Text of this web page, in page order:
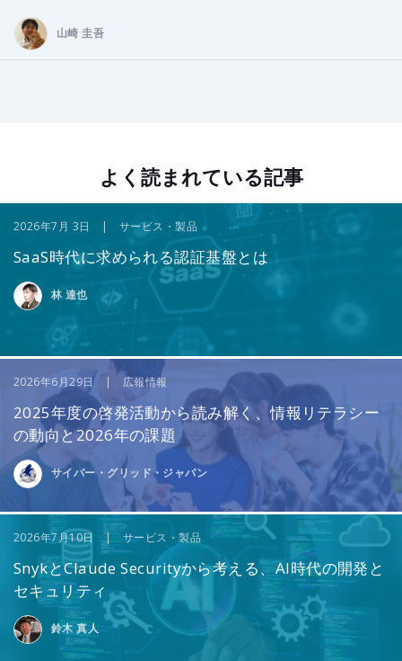
山崎 圭吾
よく読まれている記事
2026年7月 3日 | サービス・製品
SaaS時代に求められる認証基盤とは
林 達也
2026年6月29日 | 広報情報
2025年度の啓発活動から読み解く、情報リテラシー
の動向と2026年の課題
サイバー・グリッド・ジャパン
2026年7月10日 | サービス・製品
SnykとClaude Securityから考える、AI時代の開発と
セキュリティ
鈴木 真人